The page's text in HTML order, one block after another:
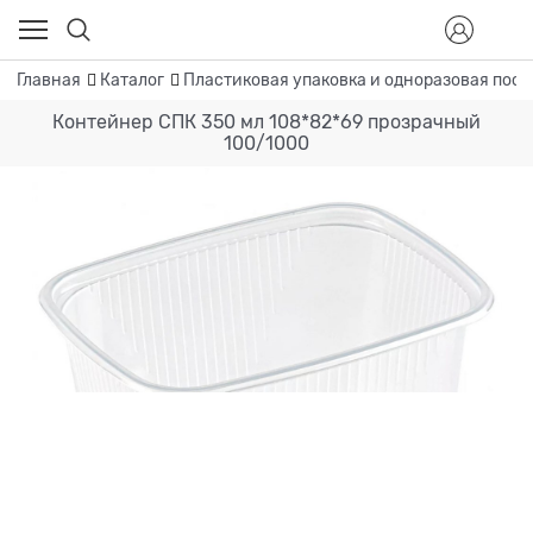
Главная Каталог Пластиковая упаковка и одноразовая
Контейнер СПК 350 мл 108*82*69 прозрачный
100/1000